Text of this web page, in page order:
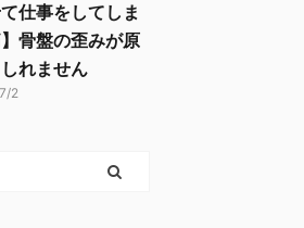
仕事をしてしま
骨盤の歪みが原
れません
2